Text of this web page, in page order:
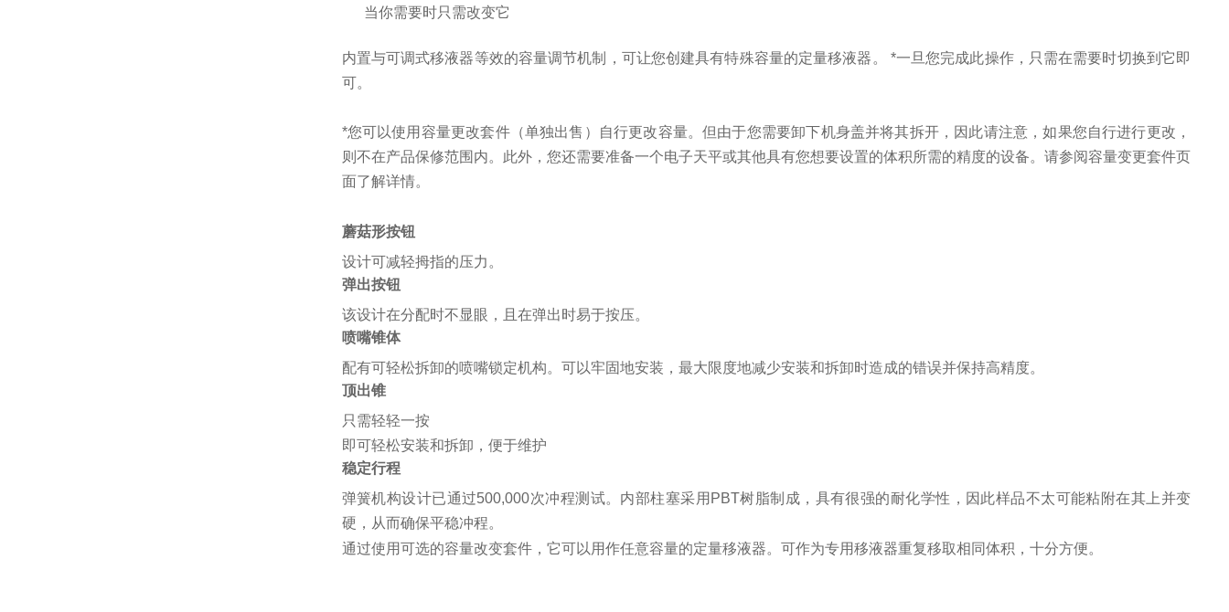
当你需要时只需改变它
内置与可调式移液器等效的容量调节机制，可让您创建具有特殊容量的定量移液器。 *一旦您完成此操作，只需在需要时切换到它即
可。
*您可以使用容量更改套件（单独出售）自行更改容量。但由于您需要卸下机身盖并将其拆开，因此请注意，如果您自行进行更改，
则不在产品保修范围内。此外，您还需要准备一个电子天平或其他具有您想要设置的体积所需的精度的设备。请参阅容量变更套件页
面了解详情。
蘑菇形按钮
设计可减轻拇指的压力。
弹出按钮
该设计在分配时不显眼，且在弹出时易于按压。
喷嘴锥体
配有可轻松拆卸的喷嘴锁定机构。可以牢固地安装，最大限度地减少安装和拆卸时造成的错误并保持高精度。
顶出锥
只需轻轻一按
即可轻松安装和拆卸，便于维护
稳定行程
弹簧机构设计已通过500,000次冲程测试。内部柱塞采用PBT树脂制成，具有很强的耐化学性，因此样品不太可能粘附在其上并变
硬，从而确保平稳冲程。
通过使用可选的容量改变套件，它可以用作任意容量的定量移液器。可作为专用移液器重复移取相同体积，十分方便。